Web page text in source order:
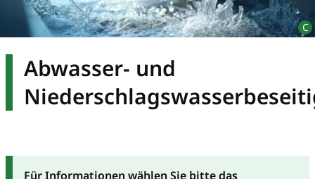
Abwasser- und
Für Informationen wählen Sie bitte das